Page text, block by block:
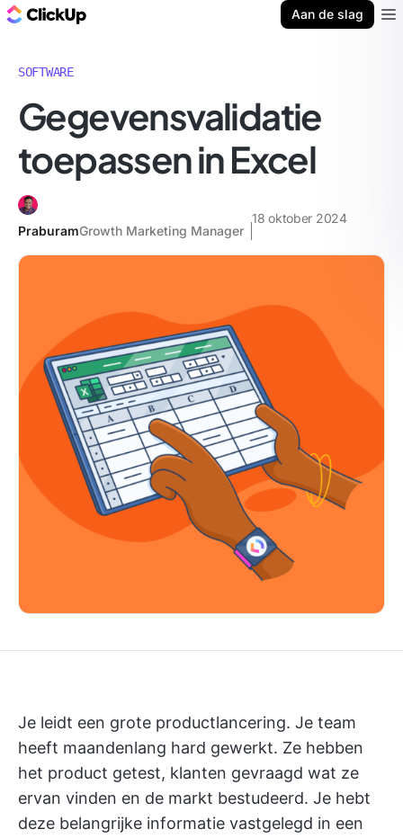
Aan de slag
SOFTWARE
Gegevensvalidatie
toepassen in Excel
PraburamGrowth Marketing Manager
18 oktober 2024
Je leidt een grote productlancering. Je team
heeft maandenlang hard gewerkt. Ze hebben
het product getest, klanten gevraagd wat ze
ervan vinden en de markt bestudeerd. Je hebt
deze belangrijke informatie vastgelegd in een